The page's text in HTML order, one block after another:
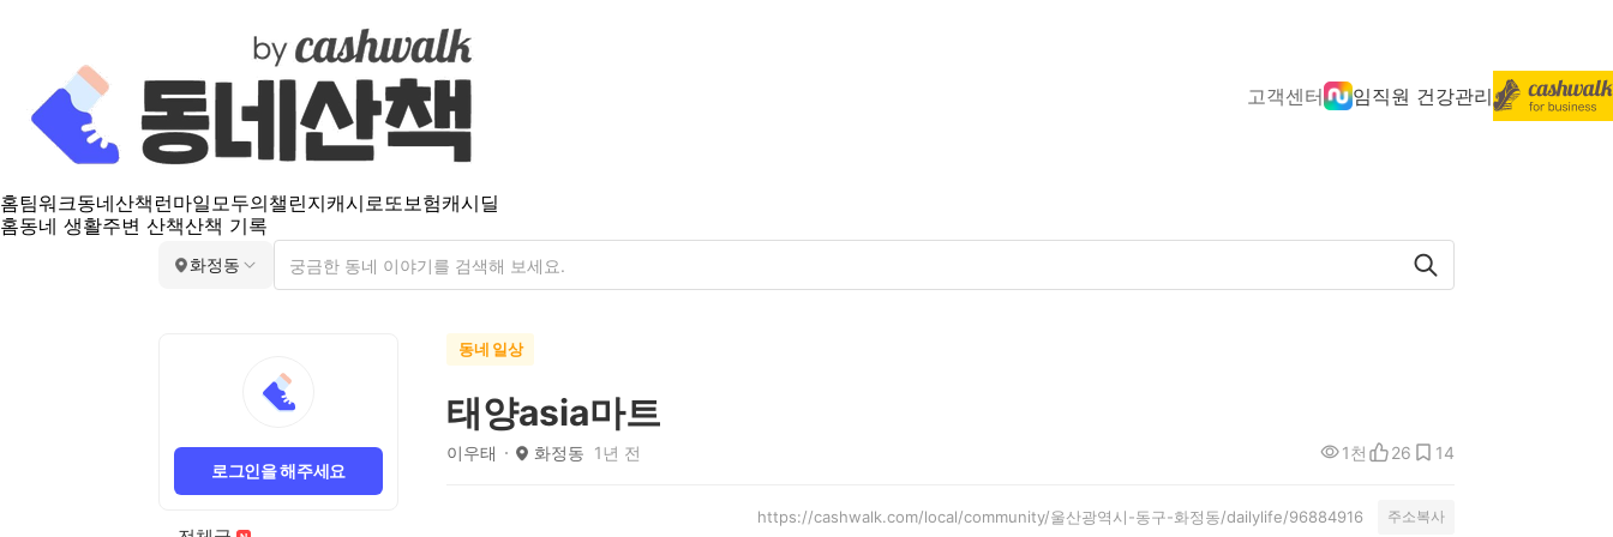
고객센터 임직원 건강관리
홈팀워크동네산책 런마일모두의챌린지캐시로또보험캐시딜
홈동네 생활주변 산책산책 기록
화정동
로그인을 해주세요
동네 일상
태양asia마트
이우태 화정동 1년 전 1천 26 14
https://cashwalk.com/local/community/울산광역시-동구-화정동/dailylife/96884916 주소복사